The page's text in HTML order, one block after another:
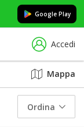
Google Play
Accedi
Mappa
Ordina